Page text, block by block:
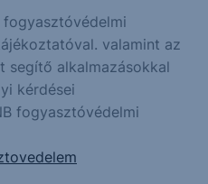
fogyasztóvédelmi
valamint az
segítő alkalmazásokkal
kérdései
fogyasztóvédelmi